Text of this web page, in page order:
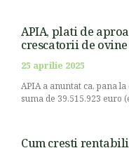
APIA, plati de
crescatorii de
25 aprilie 2025
APIA a anuntat ca, pana
suma de 39.515.923 euro
Cum cresti